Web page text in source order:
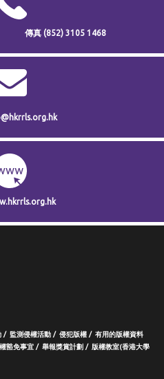
傳真 (852) 3105 1468
監測侵權活動 侵犯版權
有用的版權資料
豁免事宜
舉報獎賞計劃
版權教室(香港大學